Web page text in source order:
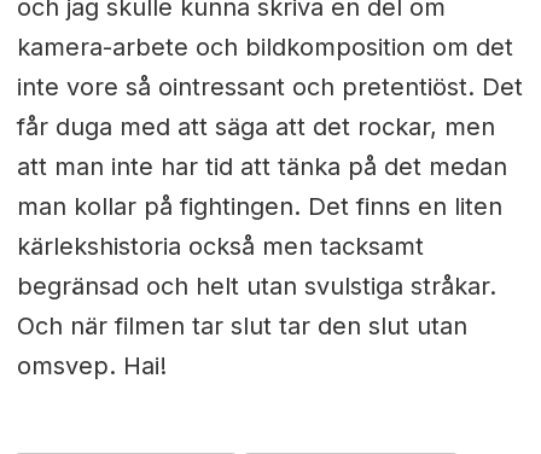
och jag skulle kunna skriva en del om
kamera-arbete och bildkomposition om det
inte vore så ointressant och pretentiöst. Det
får duga med att säga att det rockar, men
att man inte har tid att tänka på det medan
man kollar på fightingen. Det finns en liten
kärlekshistoria också men tacksamt
begränsad och helt utan svulstiga stråkar.
Och när filmen tar slut tar den slut utan
omsvep. Hai!